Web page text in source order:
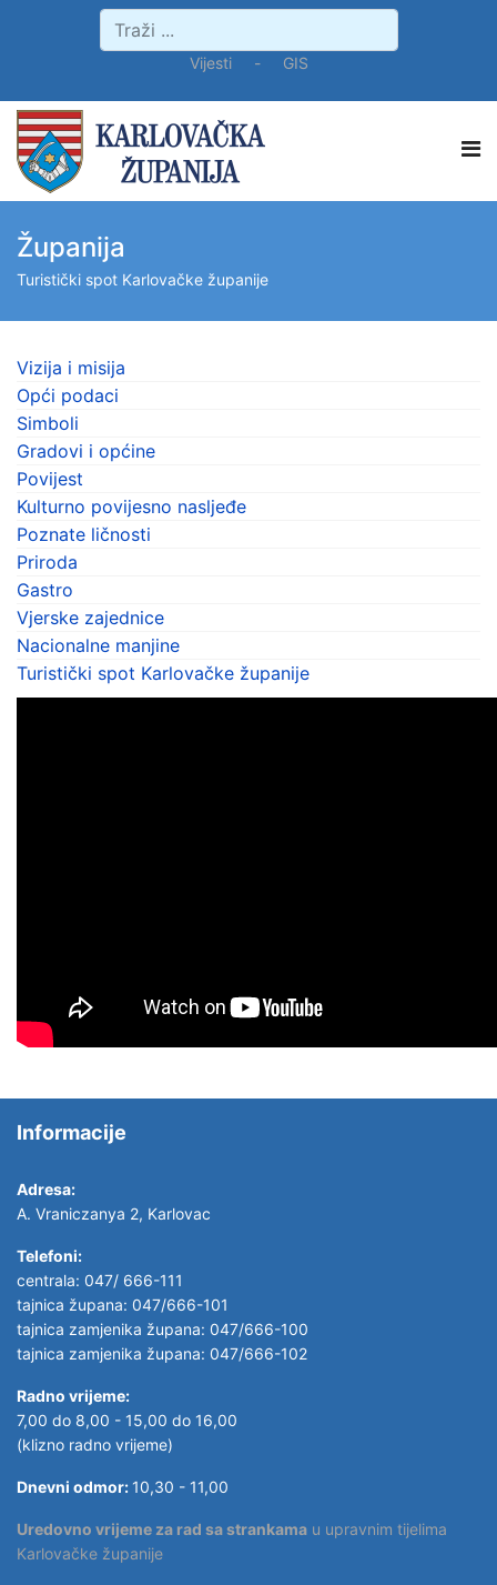
Vijesti- GIS
Županija
Turistički spot Karlovačke županije
Vizija i misija
Opći podaci
Simboli
Gradovi i općine
Povijest
Kulturno povijesno nasljeđe
Poznate ličnosti
Priroda
Gastro
Vjerske zajednice
Nacionalne manjine
Turistički spot Karlovačke županije
Informacije
Adresa:
A. Vraniczanya 2, Karlovac
Telefoni:
centrala: 047/ 666-111
tajnica župana: 047/666-101
tajnica zamjenika župana: 047/666-100
tajnica zamjenika župana: 047/666-102
Radno vrijeme:
7,00 do 8,00 - 15,00 do 16,00
(klizno radno vrijeme)
Dnevni odmor: 10,30 - 11,00
Uredovno vrijeme za rad sa strankama u upravnim tijelima
Karlovačke županije